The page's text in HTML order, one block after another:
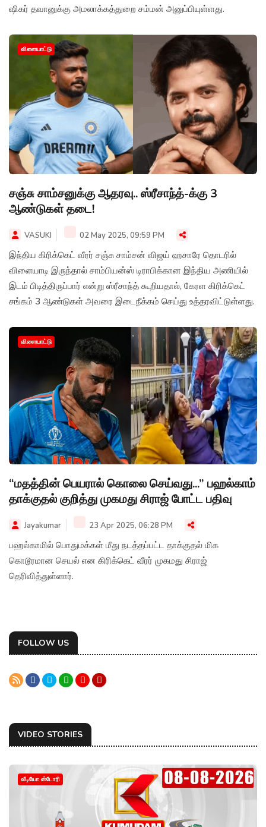
ஷிகர் தவானுக்கு அமலாக்கத்துறை சம்மன் அனுப்பியுள்ளது.
விளையாட்டு
சஞ்சு சாம்சனுக்கு ஆதரவு.. ஸ்ரீசாந்த்-க்கு 3
ஆண்டுகள் தடை!
VASUKI 02 May 2025, 09:59 PM
இந்திய கிரிக்கெட் வீரர் சஞ்சு சாம்சன் விஜய் ஹசாரே தொடரில்
விளையாடி இருந்தால் சாம்பியன்ஸ் டிராபிக்கான இந்திய அணியில்
இடம் பிடித்திருப்பார் என்று ஸ்ரீசாந்த் கூறியதால், கேரள கிரிக்கெட்
சங்கம் 3 ஆண்டுகள் அவரை இடைநீக்கம் செய்து உத்தரவிட்டுள்ளது.
விளையாட்டு
“மதத்தின் பெயரால் கொலை செய்வது...” பஹல்காம்
தாக்குதல் குறித்து முகமது சிராஜ் போட்ட பதிவு
Jayakumar 23 Apr 2025, 06:28 PM
பஹல்காமில் பொதுமக்கள் மீது நடத்தப்பட்ட தாக்குதல் மிக
கொடூரமான செயல் என கிரிக்கெட் வீரர் முகமது சிராஜ்
தெரிவித்துள்ளார்.
FOLLOW US
VIDEO STORIES
வீடியோ ஸ்டோரி